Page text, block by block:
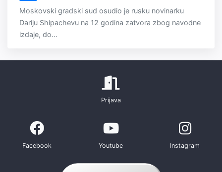
Moskovski gradski sud osudio je rusku novinarku
Dariju Shipachevu na 12 godina zatvora zbog navodne
izdaje, do...
Prijava
Facebook Youtube Instagram